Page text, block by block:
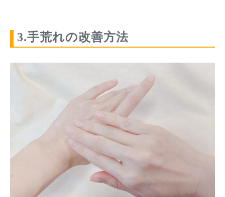
3.手荒れの改善方法